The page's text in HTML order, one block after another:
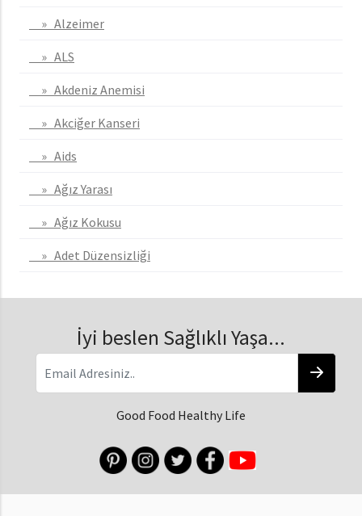
» Alzeimer
» ALS
» Akdeniz Anemisi
» Akciğer Kanseri
» Aids
» Ağız Yarası
» Ağız Kokusu
» Adet Düzensizliği
İyi beslen Sağlıklı Yaşa...
Good Food Healthy Life